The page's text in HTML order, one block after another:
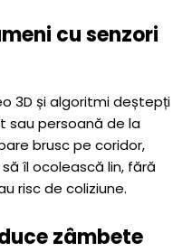
cu senzori
3D și algoritmi deștepți
persoană de la
brusc pe coridor,
îl ocolească lin, fără
risc de coliziune.
zâmbete